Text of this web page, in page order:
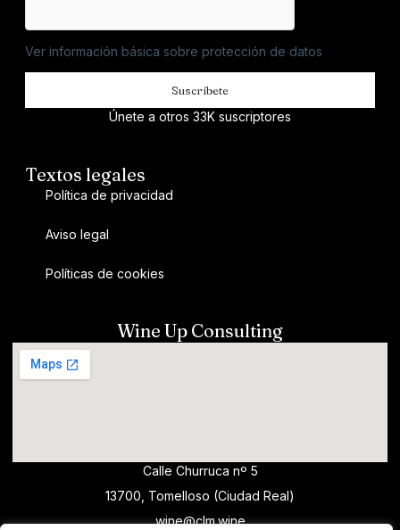
Ver información básica sobre protección de datos
Suscríbete
Únete a otros 33K suscriptores
Textos legales
Política de privacidad
Aviso legal
Políticas de cookies
Wine Up Consulting
Calle Churruca nº 5
13700, Tomelloso (Ciudad Real)
wine@clm.wine